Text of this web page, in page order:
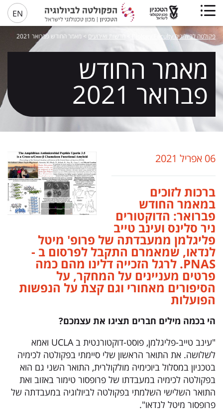
EN
פקולטה לביולוגיה Biology Faculty חדשות ואירועים > מאמר החודש פברואר 2021
מאמר החודש
פברואר 2021
06 אפריל 2021
ברכות לזוכים
במאמר החודש
פברואר: הדוקטורים
ניר סלינס ועינב טייב
פליגלמן ממעבדתה של פרופ' מיטל
לנדאו, שמאמרם התקבל לפרסום ב -
PNAS. לרגל הזכייה דלינו מהם כמה
פרטים מעניינים על המחקר, על
הסיפורים מאחורי וגם קצת על הנפשות
הפועלות
הי בכמה מילים חברים תציגו את עצמכם?
"עינב טייב-פליגלמן, פוסט-דוקטורנטית ב UCLA ואמא
לשלושה. את התואר הראשון שלי סיימתי בפקולטה לכימיה
בטכניון במסלול ביוכימיה מולקולרית, התואר השני גם הוא
בפקולטה לכימיה במעבדתו של פרופסור טימור באזוב ואת
התואר השלישי השלמתי בפקולטה לביולוגיה במעבדתה של
פרופסור מיטל לנדאו".